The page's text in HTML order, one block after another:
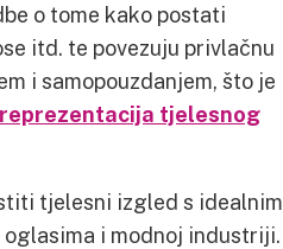
o tome kako postati
itd. te povezuju privlačnu
i samopouzdanjem, što je
tjelesnog
tjelesni izgled s idealnim
oglasima i modnoj industriji.